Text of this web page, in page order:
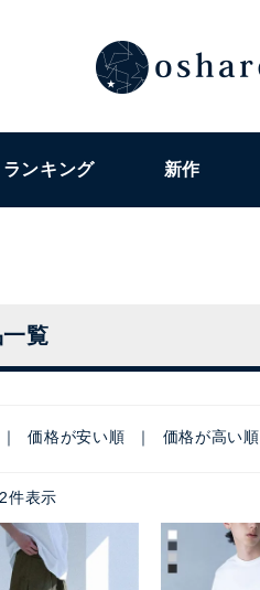
ランキング 新作
覧
価格が安い順 価格が高い順
2件表示